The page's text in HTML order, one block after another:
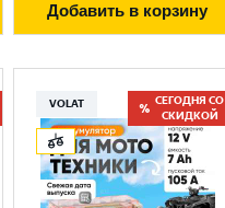
Добавить в корзину
VOLAT
СЕГОДНЯ СО
СКИДКОЙ